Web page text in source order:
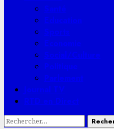
Santé
Education
Sports
Economie
Social/Culture
Politique
Parlement
Journal TV
RTD en Direct
Rechercher :